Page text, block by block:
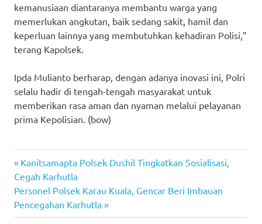
kemanusiaan diantaranya membantu warga yang
memerlukan angkutan, baik sedang sakit, hamil dan
keperluan lainnya yang membutuhkan kehadiran Polisi,”
terang Kapolsek.
Ipda Mulianto berharap, dengan adanya inovasi ini, Polri
selalu hadir di tengah-tengah masyarakat untuk
memberikan rasa aman dan nyaman melalui pelayanan
prima Kepolisian. (bow)
Post
navigation
Previous
Post:
Kanitsamapta Polsek Dushil Tingkatkan Sosialisasi,
Cegah Karhutla
Next
Post:
Personel Polsek Karau Kuala, Gencar Beri Imbauan
Pencegahan Karhutla